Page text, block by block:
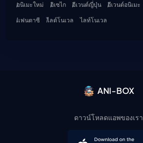
อนิเมะใหม่
อิเซไก อีเวนต์ญี่ปุ่น อีเวนต์อนิเมะ
แฟนตาซี
ไลต์โนเวล ไลท์โนเวล
ANI-BOX
ดาวน์โหลดแอพของเรา